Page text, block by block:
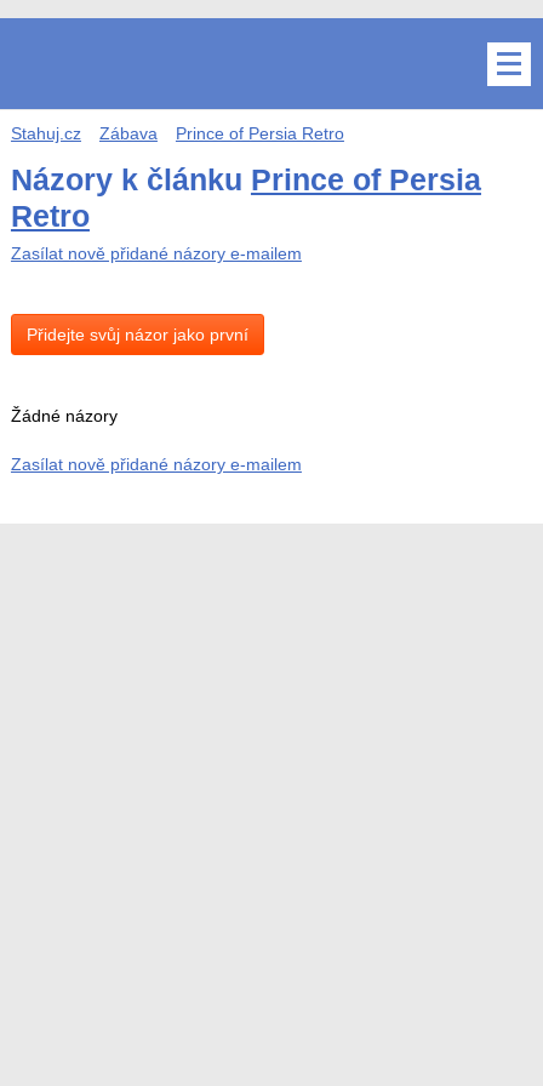
Stahuj.cz Zábava Prince of Persia Retro
Názory k článku Prince of Persia
Retro
Zasílat nově přidané názory e-mailem
Přidejte svůj názor jako první
Žádné názory
Zasílat nově přidané názory e-mailem